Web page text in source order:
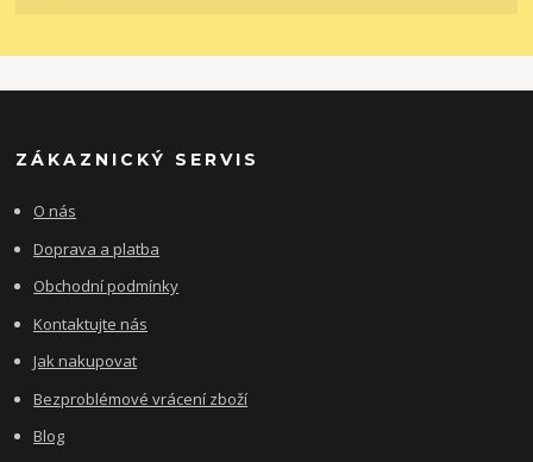
ZÁKAZNICKÝ SERVIS
O nás
Doprava a platba
Obchodní podmínky
Kontaktujte nás
Jak nakupovat
Bezproblémové vrácení zboží
Blog